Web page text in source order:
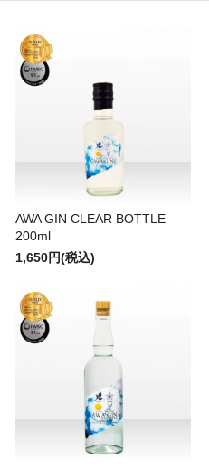
AWA GIN CLEAR BOTTLE
200ml
1,650円(税込)